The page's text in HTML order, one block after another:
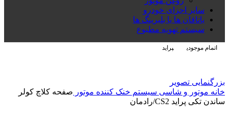
سایر اجزای خودرو
یاتاقان ها یا بلبرینگ ها
سیستم تهویه مطبوع
اتمام موجودی پراید
بزرگنمایی تصویر
خانه موتور و شاسی سیستم خنک کننده موتور صفحه کلاچ کولر
ساندن تکی پراید CS2/رادمان